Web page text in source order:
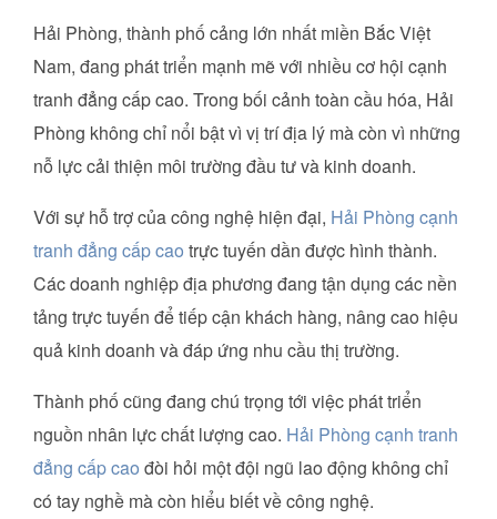
Hải Phòng, thành phố cảng lớn nhất miền Bắc Việt
Nam, đang phát triển mạnh mẽ với nhiều cơ hội cạnh
tranh đẳng cấp cao. Trong bối cảnh toàn cầu hóa, Hải
Phòng không chỉ nổi bật vì vị trí địa lý mà còn vì những
nỗ lực cải thiện môi trường đầu tư và kinh doanh.
Với sự hỗ trợ của công nghệ hiện đại, Hải Phòng cạnh
tranh đẳng cấp cao trực tuyến dần được hình thành.
Các doanh nghiệp địa phương đang tận dụng các nền
tảng trực tuyến để tiếp cận khách hàng, nâng cao hiệu
quả kinh doanh và đáp ứng nhu cầu thị trường.
Thành phố cũng đang chú trọng tới việc phát triển
nguồn nhân lực chất lượng cao. Hải Phòng cạnh tranh
đẳng cấp cao đòi hỏi một đội ngũ lao động không chỉ
có tay nghề mà còn hiểu biết về công nghệ.